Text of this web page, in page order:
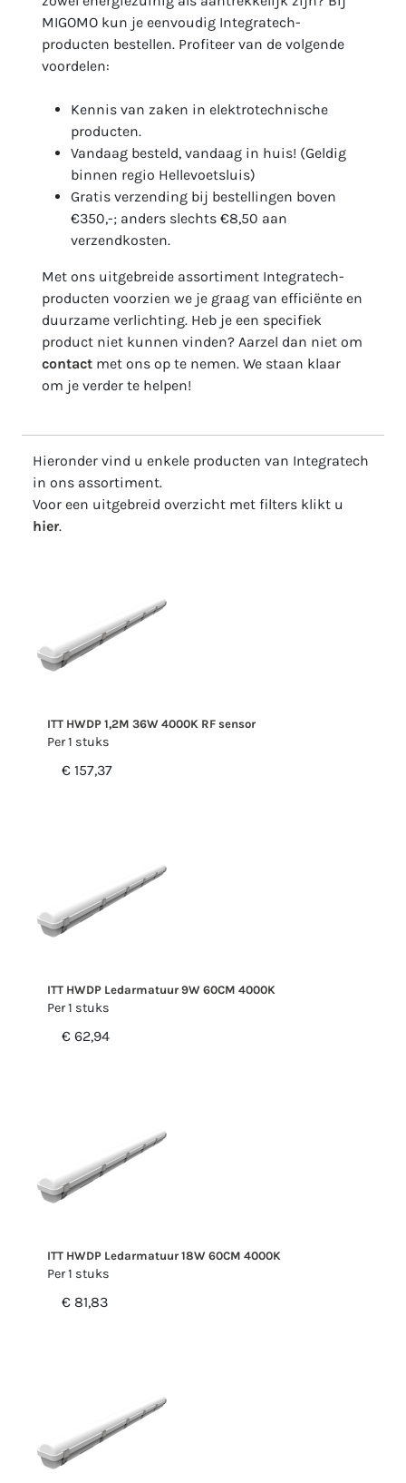
MIGOMO kun je eenvoudig Integratech-
producten bestellen. Profiteer van de volgende
voordelen:
Kennis van zaken in elektrotechnische
producten.
Vandaag besteld, vandaag in huis! (Geldig
binnen regio Hellevoetsluis)
Gratis verzending bij bestellingen boven
€350,-; anders slechts €8,50 aan
verzendkosten.
Met ons uitgebreide assortiment Integratech-
producten voorzien we je graag van efficiënte en
duurzame verlichting. Heb je een specifiek
product niet kunnen vinden? Aarzel dan niet om
contact met ons op te nemen. We staan klaar
om je verder te helpen!
Hieronder vind u enkele producten van Integratech
in ons assortiment.
Voor een uitgebreid overzicht met filters klikt u
hier.
ITT HWDP 1,2M 36W 4000K RF sensor
Per 1 stuks
€ 157,37
ITT HWDP Ledarmatuur 9W 60CM 4000K
Per 1 stuks
€ 62,94
ITT HWDP Ledarmatuur 18W 60CM 4000K
Per 1 stuks
€ 81,83